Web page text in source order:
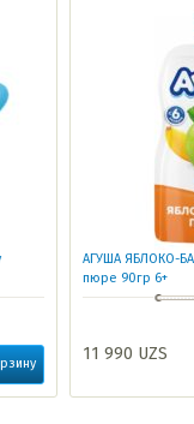
АГУША ЯБЛОКО-
пюре 90гр 6+
11 990 UZS